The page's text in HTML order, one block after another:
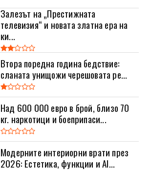
Залезът на „Престижната
телевизия“ и новата златна ера на
ки...
Втора поредна година бедствие:
сланата унищожи черешовата ре...
Над 600 000 евро в брой, близо 70
кг. наркотици и боеприпаси...
Модерните интериорни врати през
2026: Естетика, функции и AI...